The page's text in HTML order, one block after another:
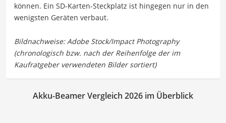
können. Ein SD-Karten-Steckplatz ist hingegen nur in den
wenigsten Geräten verbaut.
Akku-Beamer Vergleich 2026 im Überblick